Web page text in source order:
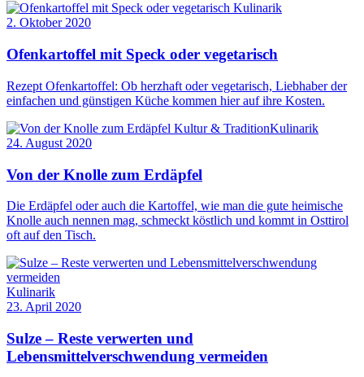
Kulinarik
2. Oktober 2020
Ofenkartoffel mit Speck oder vegetarisch
Rezept Ofenkartoffel: Ob herzhaft oder vegetarisch, Liebhaber der
einfachen und günstigen Küche kommen hier auf ihre Kosten.
Kultur & TraditionKulinarik
24. August 2020
Von der Knolle zum Erdäpfel
Die Erdäpfel oder auch die Kartoffel, wie man die gute heimische
Knolle auch nennen mag, schmeckt köstlich und kommt in Osttirol
oft auf den Tisch.
Kulinarik
23. April 2020
Sulze – Reste verwerten und
Lebensmittelverschwendung vermeiden